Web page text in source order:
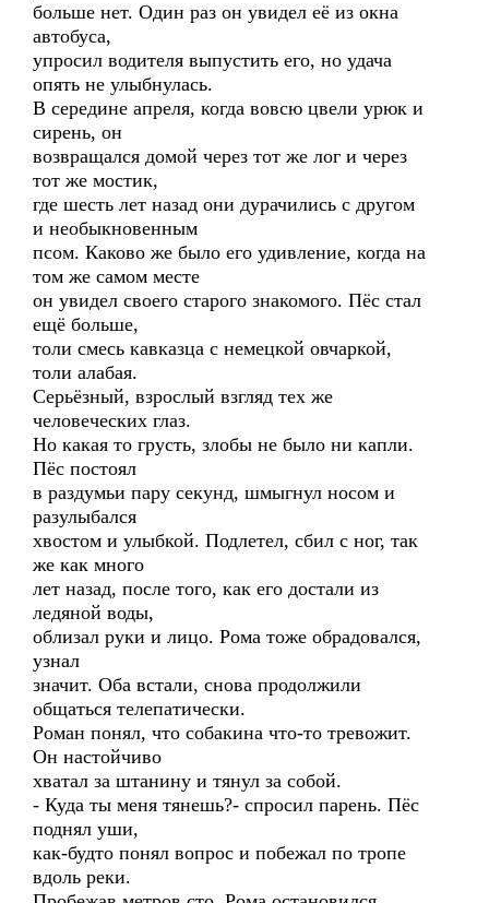
больше нет. Один раз он увидел её из окна
автобуса,
упросил водителя выпустить его, но удача
опять не улыбнулась.
В середине апреля, когда вовсю цвели урюк и
сирень, он
возвращался домой через тот же лог и через
тот же мостик,
где шесть лет назад они дурачились с другом
и необыкновенным
псом. Каково же было его удивление, когда на
том же самом месте
он увидел своего старого знакомого. Пёс стал
ещё больше,
толи смесь кавказца с немецкой овчаркой,
толи алабая.
Серьёзный, взрослый взгляд тех же
человеческих глаз.
Но какая то грусть, злобы не было ни капли.
Пёс постоял
в раздумьи пару секунд, шмыгнул носом и
разулыбался
хвостом и улыбкой. Подлетел, сбил с ног, так
же как много
лет назад, после того, как его достали из
ледяной воды,
облизал руки и лицо. Рома тоже обрадовался,
узнал
значит. Оба встали, снова продолжили
общаться телепатически.
Роман понял, что собакина что-то тревожит.
Он настойчиво
хватал за штанину и тянул за собой.
- Куда ты меня тянешь?- спросил парень. Пёс
поднял уши,
как-будто понял вопрос и побежал по тропе
вдоль реки.